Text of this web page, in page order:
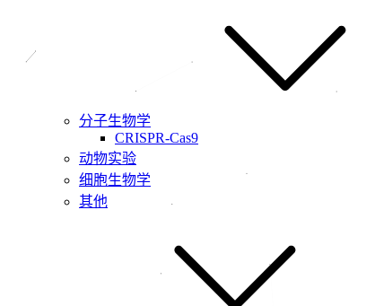
分子生物学
CRISPR-Cas9
动物实验
细胞生物学
其他